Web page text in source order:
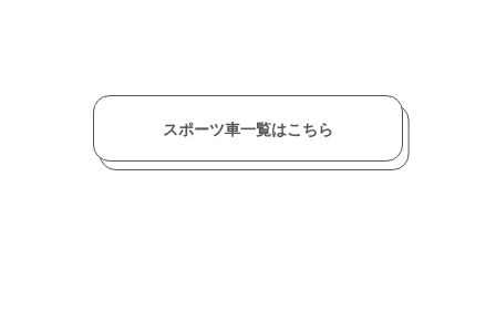
スポーツ車一覧はこちら